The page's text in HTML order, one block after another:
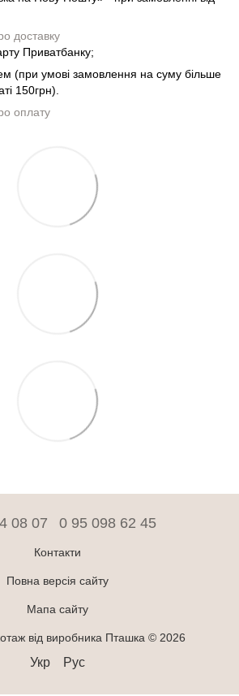
доставку
Приватбанку;
(при умові замовлення на суму більше
150грн).
оплату
08 07 0 95 098 62 45
Контакти
Повна версія сайту
Мапа сайту
від виробника Пташка © 2026
Укр Рус